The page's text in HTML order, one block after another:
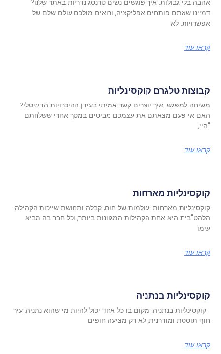
אהבה בלי גבולות: איך פוגשים נשים טרנסג'נדריות באתר שלנו?
דמיינו שאתם פותחים אפליקציה, ורואים מולכם עולם שלם של
אפשרויות. לא
קראו עוד
קבוצות טלגרם קוקסינליות
משיחה למפגש: איך יוצרים קשר אמיתי בעידן ההיכרויות הדיגיטלי?
האם אי פעם מצאתם את עצמכם מביטים במסך אחרי ששלחתם
"היי,
קראו עוד
קוקסינליות מארחות
קוקסינליות מארחות: עולמות של חום, קבלה ותחושת שייכות הקהילה
הלהט"בית היא אחת הקהילות המגוונות ביותר, וכל חבר בה מביא
עימו
קראו עוד
קוקסינליות בנתניה
קוקסינליות בנתניה: מקום בו כל אחד יכול להיות מי שהוא נתניה, עיר
חוף תוססת ומודרנית, לא רק מציעה חופים
קראו עוד